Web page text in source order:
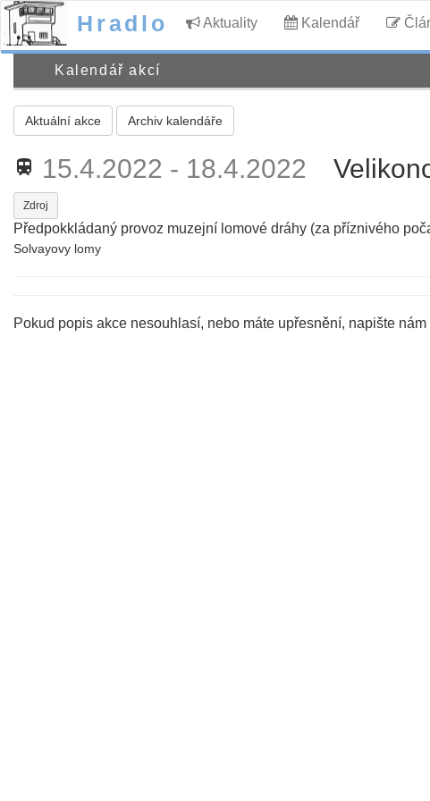
Hradlo Aktuality Kalendář
Kalendář akcí
Aktuální akce Archiv kalendáře
train 15.4.2022 - 18.4.2022
Zdroj
Předpokkládaný provoz muzejní lomové dráhy (za příznivého
Solvayovy lomy
Pokud popis akce nesouhlasí, nebo máte upřesnění, napište